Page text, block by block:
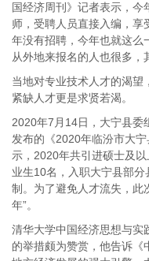
国经济周刊》记者表示，
师，受聘人员直接入编，享
年没有招聘，今年也就这么
从外地来报名的人也很多，
当地对专业技术人才的渴望
紧缺人才更是求贤若渴。
2020年7月14日，大宁县委
发布的《2020年临汾市大
示，2020年共引进硕士及
业生10名，入职大宁县部
制。为了避免人才流失，此
年”。
清华大学中国经济思想与实
的举措颇为赞赏，他告诉《